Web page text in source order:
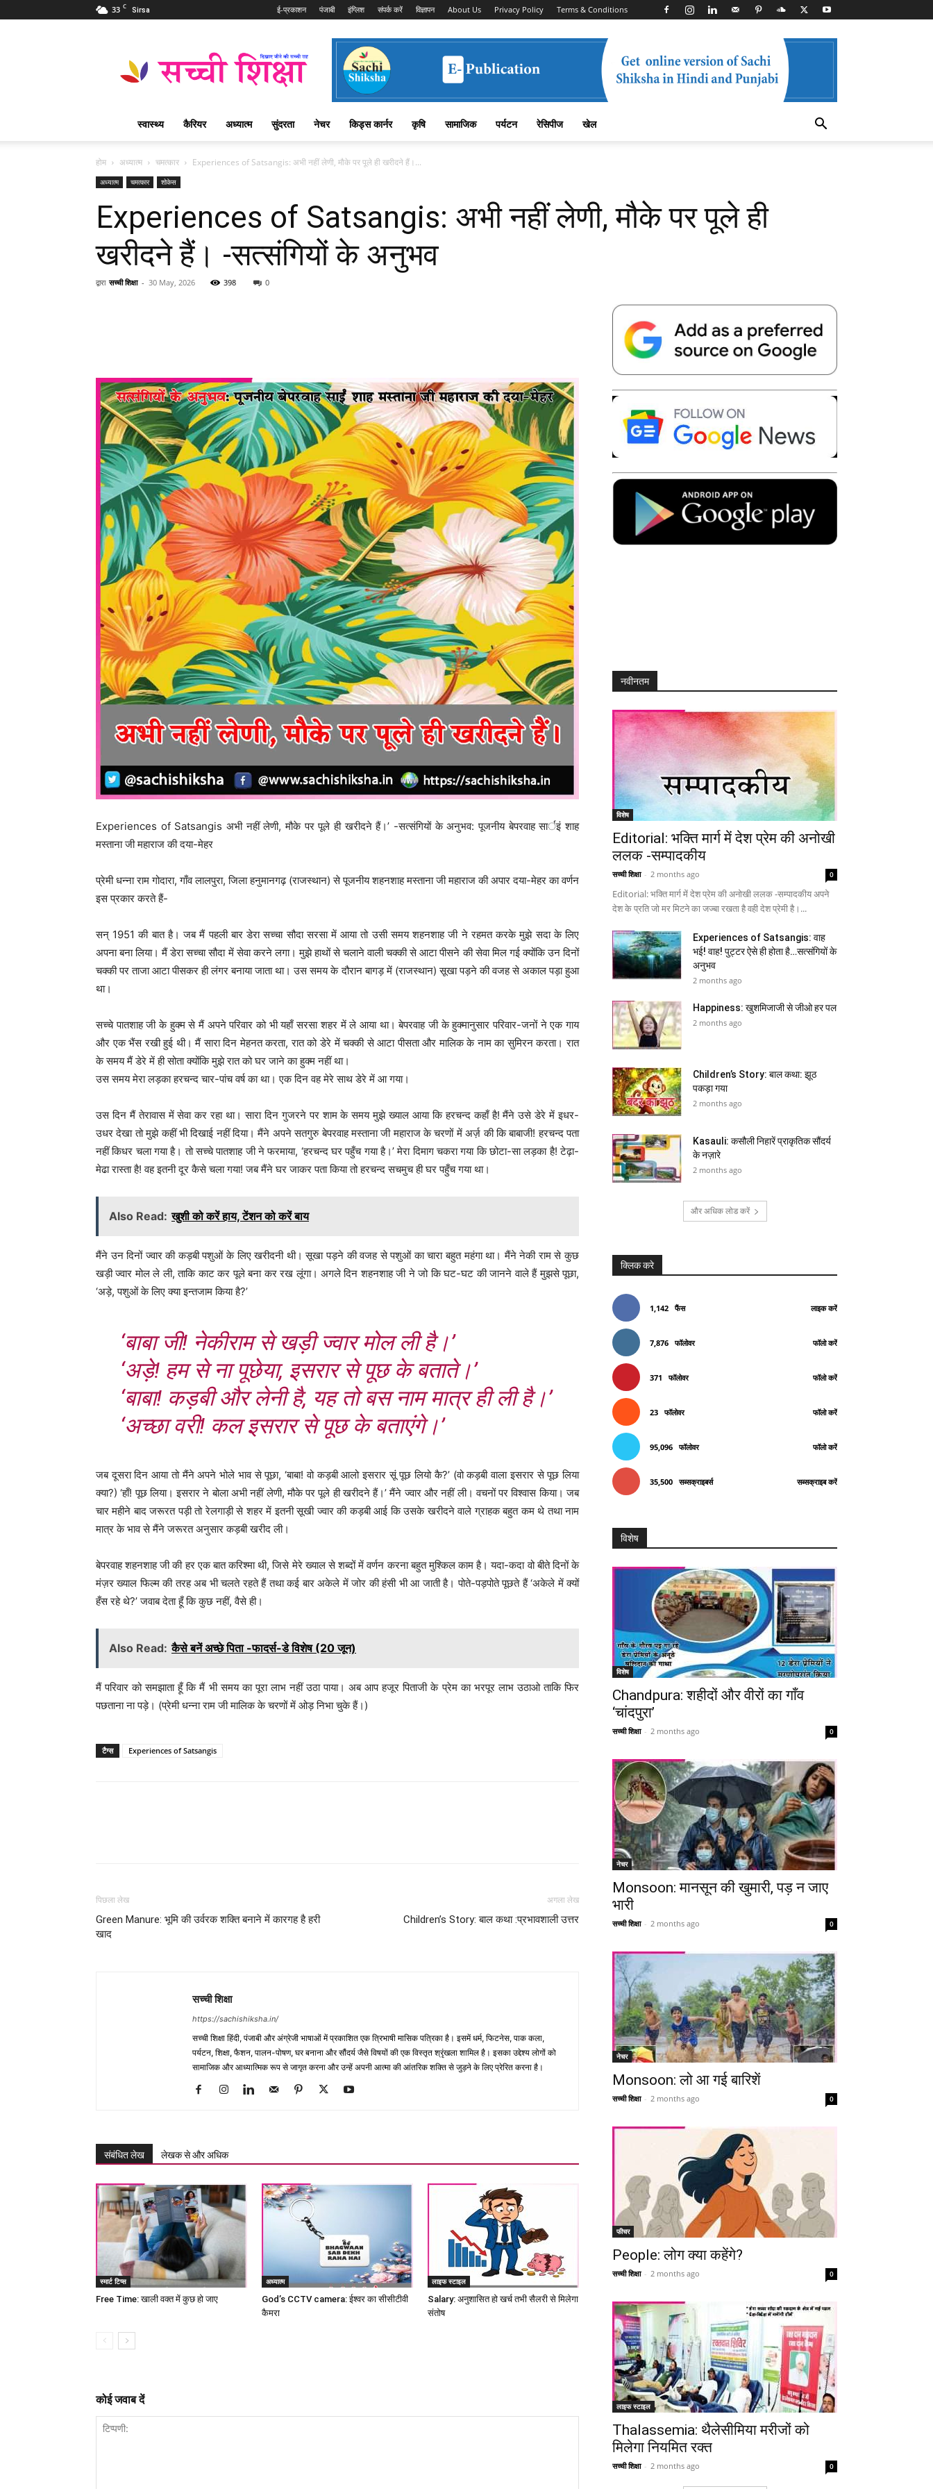
33 C Sirsa ई-प्रकाशन पंजाबी इंग्लिश संपर्क करें विज्ञापन About Us Privacy Policy Terms & Conditions
Shiksha
शिक्षा
पत्रिका
स्वास्थ्य कैरियर अध्यात्म सुंदरता नेचर किड्स कार्नर कृषि सामाजिक पर्यटन रेसिपीज खेल
होम अध्यात्म चमत्कार Experiences of Satsangis: अभी नहीं लेणी, मौके पर पूले ही खरीदने हैं।...
अध्यात्म चमत्कार शोकेस
Experiences of Satsangis: अभी नहीं लेणी, मौके पर पूले ही
खरीदने हैं। -सत्संगियों के अनुभव
द्वारा सच्ची शिक्षा - 30 May, 2026 398 0
Telegram Copy URL
Experiences of Satsangis अभी नहीं लेणी, मौके पर पूले ही खरीदने हैं।’ -सत्संगियों के अनुभव: पूजनीय बेपरवाह सार्इं शाह
मस्ताना जी महाराज की दया-मेहर
प्रेमी धन्ना राम गोदारा, गाँव लालपुरा, जिला हनुमानगढ़ (राजस्थान) से पूजनीय शहनशाह मस्ताना जी महाराज की अपार दया-मेहर का वर्णन
इस प्रकार करते हैं-
सन् 1951 की बात है। जब मैं पहली बार डेरा सच्चा सौदा सरसा में आया तो उसी समय शहनशाह जी ने रहमत करके मुझे सदा के लिए
अपना बना लिया। मैं डेरा सच्चा सौदा में सेवा करने लगा। मुझे हाथों से चलाने वाली चक्की से आटा पीसने की सेवा मिल गई क्योंकि उन दिनों
चक्की पर ताजा आटा पीसकर ही लंगर बनाया जाता था। उस समय के दौरान बागड़ में (राजस्थान) सूखा पड़ने की वजह से अकाल पड़ा हुआ
था।
सच्चे पातशाह जी के हुक्म से मैं अपने परिवार को भी यहाँ सरसा शहर में ले आया था। बेपरवाह जी के हुक्मानुसार परिवार-जनों ने एक गाय
और एक भैंस रखी हुई थी। मैं सारा दिन मेहनत करता, रात को डेरे में चक्की से आटा पीसता और मालिक के नाम का सुमिरन करता। रात
के समय मैं डेरे में ही सोता क्योंकि मुझे रात को घर जाने का हुक्म नहीं था।
उस समय मेरा लड़का हरचन्द चार-पांच वर्ष का था। एक दिन वह मेरे साथ डेरे में आ गया।
उस दिन मैं तेरावास में सेवा कर रहा था। सारा दिन गुजरने पर शाम के समय मुझे ख्याल आया कि हरचन्द कहाँ है! मैंने उसे डेरे में इधर-
उधर देखा तो मुझे कहीं भी दिखाई नहीं दिया। मैंने अपने सतगुरु बेपरवाह मस्ताना जी महाराज के चरणों में अर्ज़ की कि बाबाजी! हरचन्द पता
नहीं किधर चला गया है। तो सच्चे पातशाह जी ने फरमाया, ‘हरचन्द घर पहुँच गया है।’ मेरा दिमाग चकरा गया कि छोटा-सा लड़का है! टेढ़ा-
मेढा रास्ता है! वह इतनी दूर कैसे चला गया! जब मैंने घर जाकर पता किया तो हरचन्द सचमुच ही घर पहुँच गया था।
Also Read: खुशी को करें हाय, टेंशन को करें बाय
मैंने उन दिनों ज्वार की कड़बी पशुओं के लिए खरीदनी थी। सूखा पड़ने की वजह से पशुओं का चारा बहुत महंगा था। मैंने नेकी राम से कुछ
खड़ी ज्वार मोल ले ली, ताकि काट कर पूले बना कर रख लूंगा। अगले दिन शहनशाह जी ने जो कि घट-घट की जानने वाले हैं मुझसे पूछा,
‘अड़े, पशुओं के लिए क्या इन्तजाम किया है?’
‘बाबा जी! नेकीराम से खड़ी ज्वार मोल ली है।’
‘अड़े! हम से ना पूछेया, इसरार से पूछ के बताते।’
‘बाबा! कड़बी और लेनी है, यह तो बस नाम मात्र ही ली है।’
‘अच्छा वरी! कल इसरार से पूछ के बताएंगे।’
जब दूसरा दिन आया तो मैंने अपने भोले भाव से पूछा, ‘बाबा! वो कड़बी आलो इसरार सूं पूछ लियो कै?’ (वो कड़बी वाला इसरार से पूछ लिया
क्या?) ‘हाँ! पूछ लिया। इसरार ने बोला अभी नहीं लेणी, मौके पर पूले ही खरीदने हैं।’ मैंने ज्वार और नहीं ली। वचनों पर विश्वास किया। जब
चार महीने बाद जरूरत पड़ी तो रेलगाड़ी से शहर में इतनी सूखी ज्वार की कड़बी आई कि उसके खरीदने वाले ग्राहक बहुत कम थे तथा नाम
मात्र के भाव से मैंने जरूरत अनुसार कड़बी खरीद ली।
बेपरवाह शहनशाह जी की हर एक बात करिश्मा थी, जिसे मेरे ख्याल से शब्दों में वर्णन करना बहुत मुश्किल काम है। यदा-कदा वो बीते दिनों के
मंज़र ख्याल फिल्म की तरह अब भी चलते रहते हैं तथा कई बार अकेले में जोर की हंसी भी आ जाती है। पोते-पड़पोते पूछते हैं ‘अकेले में क्यों
हँस रहे थे?’ जवाब देता हूँ कि कुछ नहीं, वैसे ही।
Also Read: कैसे बनें अच्छे पिता -फादर्स-डे विशेष (20 जून)
मैं परिवार को समझाता हूँ कि मैं भी समय का पूरा लाभ नहीं उठा पाया। अब आप हजूर पिताजी के प्रेम का भरपूर लाभ उठाओ ताकि फिर
पछताना ना पड़े। (प्रेमी धन्ना राम जी मालिक के चरणों में ओड़ निभा चुके हैं।)
टैग्स Experiences of Satsangis
Telegram Copy URL
पिछला लेख
Green Manure: भूमि की उर्वरक शक्ति बनाने में कारगह है हरी
खाद
अगला लेख
Children’s Story: बाल कथा :प्रभावशाली उत्तर
सच्ची शिक्षा
https://sachishiksha.in/
सच्ची शिक्षा हिंदी, पंजाबी और अंग्रेजी भाषाओं में प्रकाशित एक त्रिभाषी मासिक पत्रिका है। इसमें धर्म, फिटनेस, पाक कला,
पर्यटन, शिक्षा, फैशन, पालन-पोषण, घर बनाना और सौंदर्य जैसे विषयों की एक विस्तृत श्रृंखला शामिल है। इसका उद्देश्य लोगों को
सामाजिक और आध्यात्मिक रूप से जागृत करना और उन्हें अपनी आत्मा की आंतरिक शक्ति से जुड़ने के लिए प्रेरित करना है।
संबंधित लेख लेखक से और अधिक
स्मार्ट टिप्स
Free Time: खाली वक्त में कुछ हो जाए
अध्यात्म
God’s CCTV camera: ईश्वर का सीसीटीवी
कैमरा
लाइफ स्टाइल
Salary: अनुशासित हो खर्च तभी सैलरी से मिलेगा
संतोष
कोई जवाब दें
नवीनतम
विशेष
Editorial: भक्ति मार्ग में देश प्रेम की अनोखी
ललक -सम्पादकीय
सच्ची शिक्षा - 2 months ago 0
Editorial: भक्ति मार्ग में देश प्रेम की अनोखी ललक -सम्पादकीय अपने
देश के प्रति जो मर मिटने का जज्बा रखता है वही देश प्रेमी है।...
Experiences of Satsangis: वाह
भई! वाह! पुट्टर ऐसे ही होता है…सत्संगियों के
अनुभव
2 months ago
Happiness: खुशमिजाजी से जीओ हर पल
2 months ago
Children’s Story: बाल कथा: झूठ
पकड़ा गया
2 months ago
Kasauli: कसौली निहारें प्राकृतिक सौंदर्य
के नज़ारे
2 months ago
और अधिक लोड करें
क्लिक करे
1,142 फैंस लाइक करें
7,876 फॉलोवर फॉलो करें
371 फॉलोवर फॉलो करें
23 फॉलोवर फॉलो करें
95,096 फॉलोवर फॉलो करें
35,500 सब्सक्राइबर्स सब्सक्राइब करें
विशेष
विशेष
Chandpura: शहीदों और वीरों का गाँव
‘चांदपुरा’
सच्ची शिक्षा - 2 months ago 0
नेचर
Monsoon: मानसून की खुमारी, पड़ न जाए
भारी
सच्ची शिक्षा - 2 months ago 0
नेचर
Monsoon: लो आ गई बारिशें
सच्ची शिक्षा - 2 months ago 0
फीचर
People: लोग क्या कहेंगे?
सच्ची शिक्षा - 2 months ago 0
लाइफ स्टाइल
Thalassemia: थैलेसीमिया मरीजों को
मिलेगा नियमित रक्त
सच्ची शिक्षा - 2 months ago 0